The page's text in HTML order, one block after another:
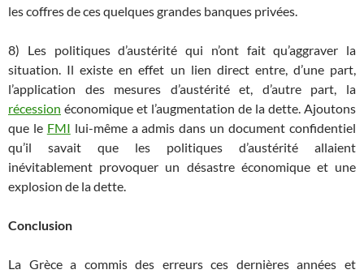
les coffres de ces quelques grandes banques privées.
8) Les politiques d’austérité qui n’ont fait qu’aggraver la
situation. Il existe en effet un lien direct entre, d’une part,
l’application des mesures d’austérité et, d’autre part, la
récession économique et l’augmentation de la dette. Ajoutons
que le FMI lui-même a admis dans un document confidentiel
qu’il savait que les politiques d’austérité allaient
inévitablement provoquer un désastre économique et une
explosion de la dette.
Conclusion
La Grèce a commis des erreurs ces dernières années et